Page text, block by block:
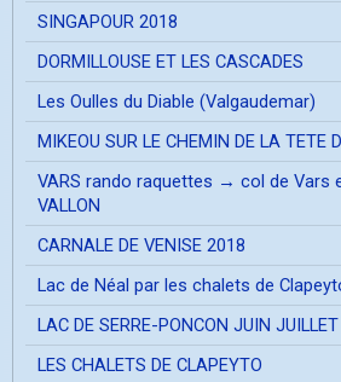
SINGAPOUR 2018
DORMILLOUSE ET LES CASCADES
Les Oulles du Diable (Valgaudemar)
MIKEOU SUR LE CHEMIN DE LA TETE
VARS rando raquettes → col de Vars
VALLON
CARNALE DE VENISE 2018
Lac de Néal par les chalets de
LAC DE SERRE-PONCON JUIN
LES CHALETS DE CLAPEYTO